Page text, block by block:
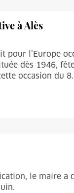
à Alès
pour l’Europe
dès 1946,
occasion du
le maire a